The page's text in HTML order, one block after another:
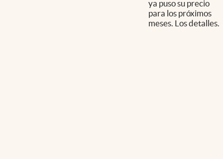
ya puso su precio
para los próximos
meses. Los detalles.